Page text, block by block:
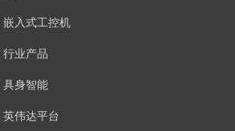
嵌入式工控机
行业产品
具身智能
英伟达平台